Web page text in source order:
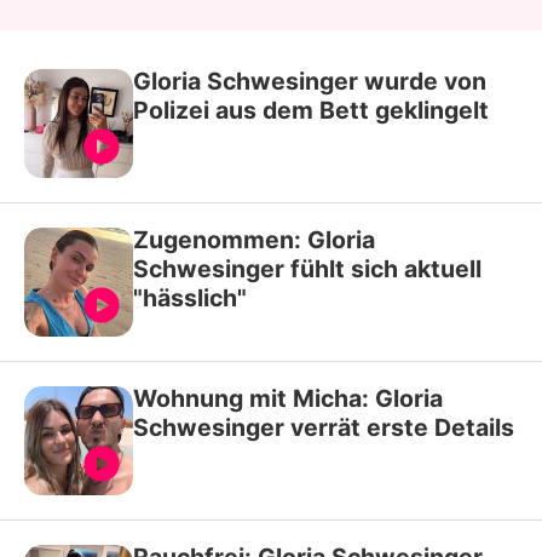
Gloria Schwesinger wurde von
Polizei aus dem Bett geklingelt
Zugenommen: Gloria
Schwesinger fühlt sich aktuell
"hässlich"
Wohnung mit Micha: Gloria
Schwesinger verrät erste Details